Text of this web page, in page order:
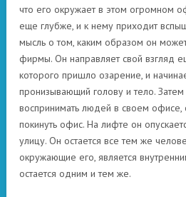
что его окружает в этом огромном
еще глубже, и к нему приходит
мысль о том, каким образом он
фирмы. Он направляет свой взгляд
которого пришло озарение, и
пронизывающий голову и тело. Затем
воспринимать людей в своем
покинуть офис. На лифте он
улицу. Он остается все тем же
окружающие его, является
остается одним и тем же.